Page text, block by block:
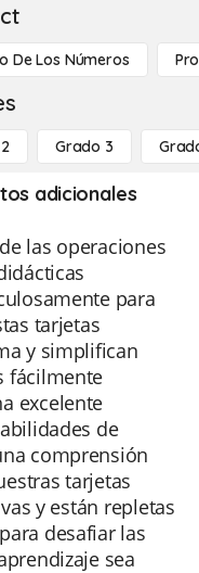
De Los Números
Grado 3
adicionales
las operaciones
para
tarjetas
y simplifican
fácilmente
excelente
de
comprensión
tarjetas
y están repletas
desafiar las
sea